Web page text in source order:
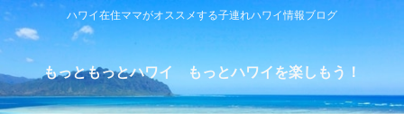
ハワイ在住ママがオススメする子連れハワイ情報ブログ
もっともっとハワイ もっとハワイを楽しもう！